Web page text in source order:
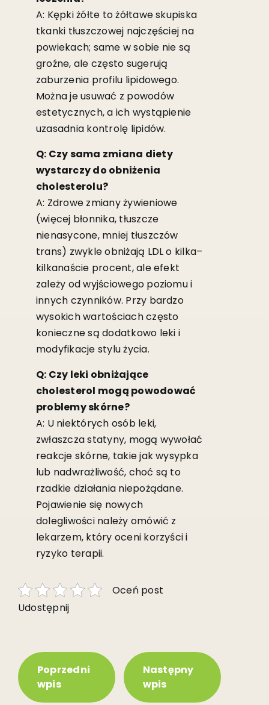
A: Kępki żółte to żółtawe skupiska
tkanki tłuszczowej najczęściej na
powiekach; same w sobie nie są
groźne, ale często sugerują
zaburzenia profilu lipidowego.
Można je usuwać z powodów
estetycznych, a ich wystąpienie
uzasadnia kontrolę lipidów.
Q: Czy sama zmiana diety
wystarczy do obniżenia
cholesterolu?
A: Zdrowe zmiany żywieniowe
(więcej błonnika, tłuszcze
nienasycone, mniej tłuszczów
trans) zwykle obniżają LDL o kilka–
kilkanaście procent, ale efekt
zależy od wyjściowego poziomu i
innych czynników. Przy bardzo
wysokich wartościach często
konieczne są dodatkowo leki i
modyfikacje stylu życia.
Q: Czy leki obniżające
cholesterol mogą powodować
problemy skórne?
A: U niektórych osób leki,
zwłaszcza statyny, mogą wywołać
reakcje skórne, takie jak wysypka
lub nadwrażliwość, choć są to
rzadkie działania niepożądane.
Pojawienie się nowych
dolegliwości należy omówić z
lekarzem, który oceni korzyści i
ryzyko terapii.
Oceń post
Udostępnij
Poprzedni
wpis
Następny
wpis